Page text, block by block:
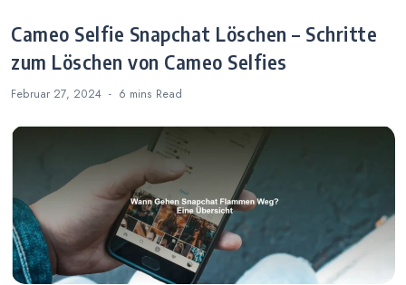
Cameo Selfie Snapchat Löschen – Schritte
zum Löschen von Cameo Selfies
Februar 27, 2024 6 mins Read